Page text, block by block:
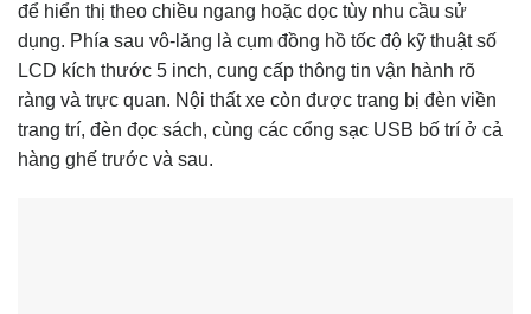
để hiển thị theo chiều ngang hoặc dọc tùy nhu cầu sử
dụng. Phía sau vô-lăng là cụm đồng hồ tốc độ kỹ thuật số
LCD kích thước 5 inch, cung cấp thông tin vận hành rõ
ràng và trực quan. Nội thất xe còn được trang bị đèn viền
trang trí, đèn đọc sách, cùng các cổng sạc USB bố trí ở cả
hàng ghế trước và sau.